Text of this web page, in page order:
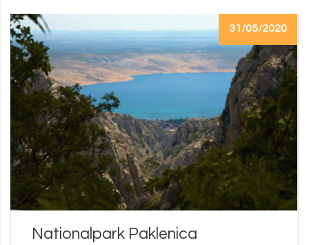
31/05/2020
Nationalpark Paklenica